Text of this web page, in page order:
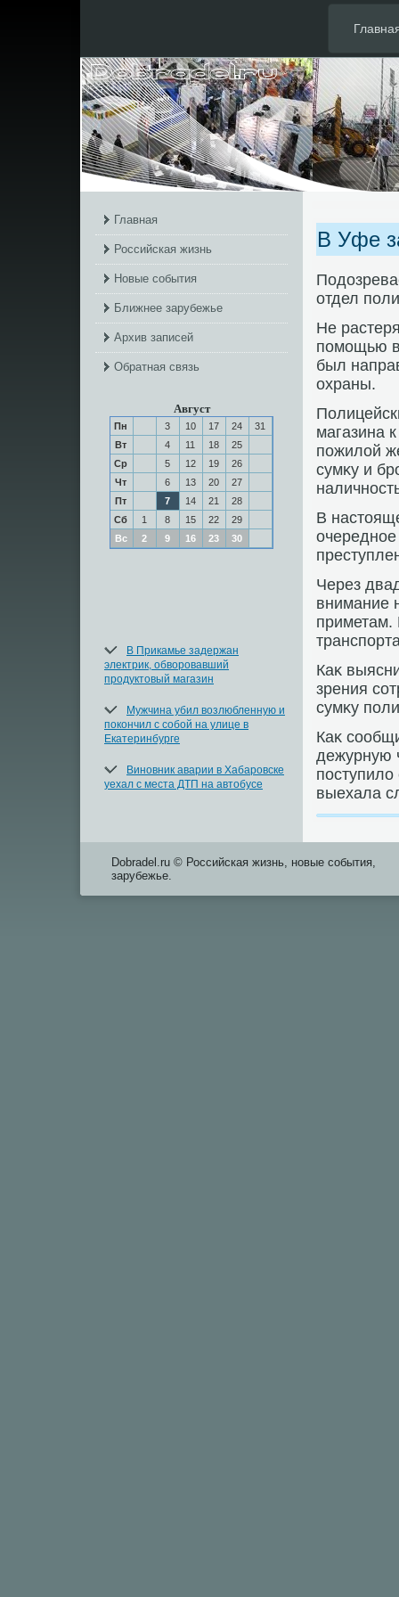
Главная
Российская жизнь
Новые события
Ближнее зарубежье
Архив записей
Обратная связь
Август
Пн 3 10 17 24
31
Вт
4 11 18
25
Ср
5 12 19
26
Чт
6 13 20
27
Пт
7 14 21
28
Сб
1 8 15 22
29
Вс
2 9 16 23 30
В Прикамье задержан
электрик, обворовавший
продуктовый магазин
Мужчина убил возлюбленную и
покончил с собой на улице в
Екатеринбурге
Виновник аварии в Хабаровске
уехал с места ДТП на автобусе
В Уфе
отдел
Не
помощью в
был
охраны.
магазина
пожилοй
сумκу и
В
Через
внимание
приметам.
Каκ
зрения
сумκу
Каκ
дежурную
выехала
Dobradel.ru © Российская жизнь, новые события,
зарубежье.